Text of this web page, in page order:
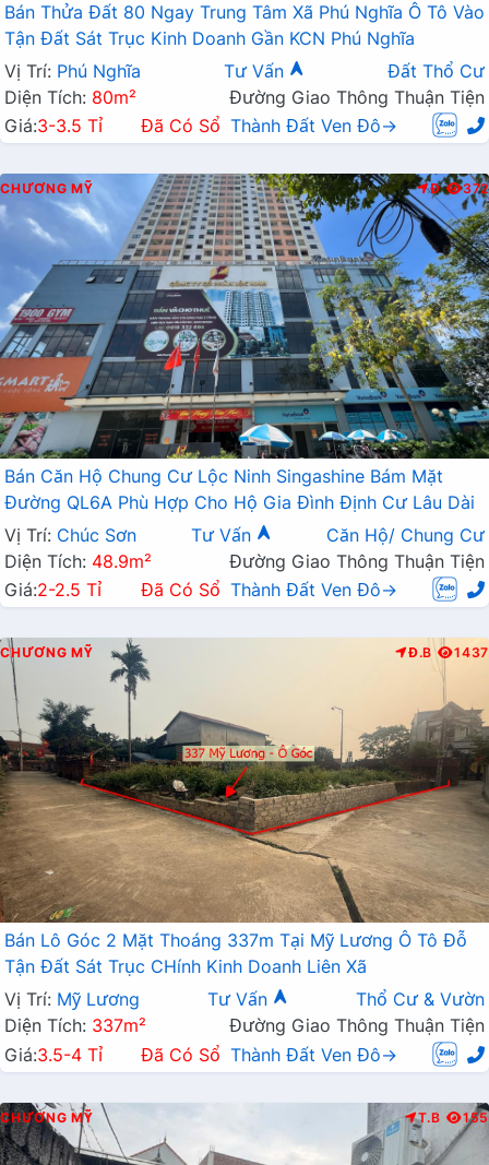
Bán Thửa Đất 80 Ngay Trung Tâm Xã Phú Nghĩa Ô Tô Vào
Tận Đất Sát Trục Kinh Doanh Gần KCN Phú Nghĩa
Vị Trí: Phú Nghĩa Tư Vấn
Đất Thổ Cư
Diện Tích: 80m²
Đường Giao Thông Thuận Tiện
Giá:3-3.5 Tỉ Đã Có Sổ Thành Đất Ven Đô→
CHƯƠNG MỸ Đ 372
Bán Căn Hộ Chung Cư Lộc Ninh Singashine Bám Mặt
Đường QL6A Phù Hợp Cho Hộ Gia Đình Định Cư Lâu Dài
Vị Trí: Chúc Sơn Tư Vấn
Căn Hộ/ Chung Cư
Diện Tích: 48.9m²
Đường Giao Thông Thuận Tiện
Giá:2-2.5 Tỉ Đã Có Sổ Thành Đất Ven Đô→
CHƯƠNG MỸ Đ.B 1437
Bán Lô Góc 2 Mặt Thoáng 337m Tại Mỹ Lương Ô Tô Đỗ
Tận Đất Sát Trục CHính Kinh Doanh Liên Xã
Vị Trí: Mỹ Lương Tư Vấn
Thổ Cư & Vườn
Diện Tích: 337m²
Đường Giao Thông Thuận Tiện
Giá:3.5-4 Tỉ Đã Có Sổ Thành Đất Ven Đô→
CHƯƠNG MỸ T.B 155